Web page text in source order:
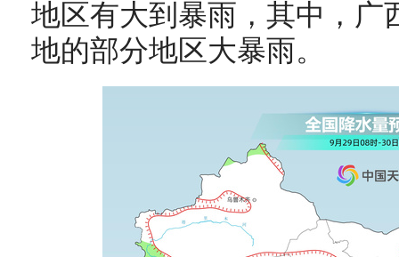
地区有大到暴雨，其中，广
地的部分地区大暴雨。